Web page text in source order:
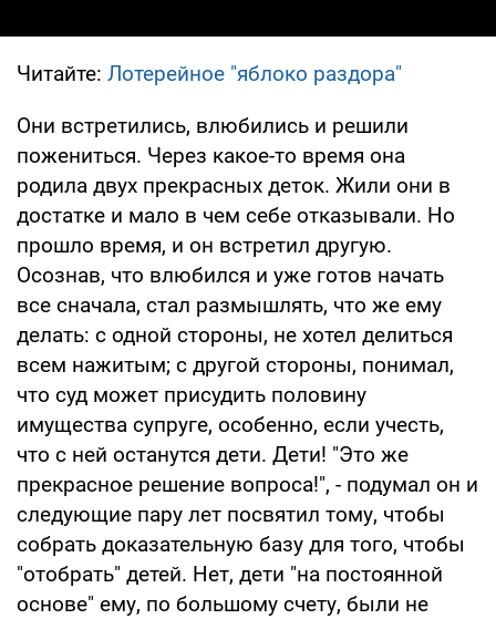
Читайте: Лотерейное "яблоко раздора"
Они встретились, влюбились и решили
пожениться. Через какое-то время она
родила двух прекрасных деток. Жили они в
достатке и мало в чем себе отказывали. Но
прошло время, и он встретил другую.
Осознав, что влюбился и уже готов начать
все сначала, стал размышлять, что же ему
делать: с одной стороны, не хотел делиться
всем нажитым; с другой стороны, понимал,
что суд может присудить половину
имущества супруге, особенно, если учесть,
что с ней останутся дети. Дети! "Это же
прекрасное решение вопроса!", - подумал он и
следующие пару лет посвятил тому, чтобы
собрать доказательную базу для того, чтобы
"отобрать" детей. Нет, дети "на постоянной
основе" ему, по большому счету, были не